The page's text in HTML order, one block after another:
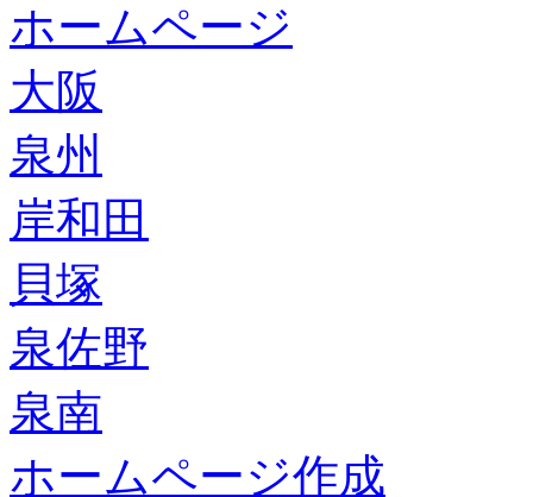
ホームページ
大阪
泉州
岸和田
貝塚
泉佐野
泉南
ホームページ作成